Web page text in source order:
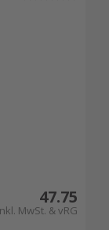
Sie
47.75
MwSt. & vRG